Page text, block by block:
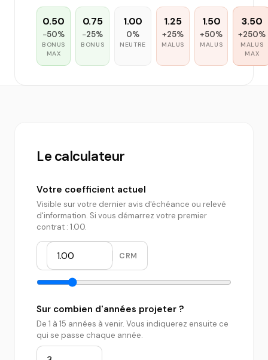
0.50
−50%
BONUS
MAX
0.75
−25%
BONUS
1.00
0%
NEUTRE
1.25
+25%
MALUS
1.50
+50%
MALUS
3.50
+250%
MALUS
MAX
Le calculateur
Votre coefficient actuel
Visible sur votre dernier avis d'échéance ou relevé
d'information. Si vous démarrez votre premier
contrat : 1.00.
CRM
Sur combien d'années projeter ?
De 1 à 15 années à venir. Vous indiquerez ensuite ce
qui se passe chaque année.